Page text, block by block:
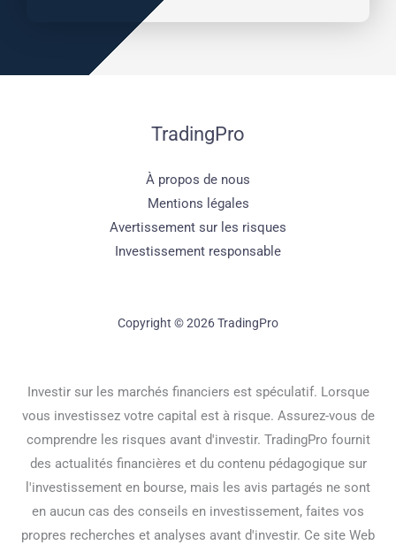
TradingPro
À propos de nous
Mentions légales
Avertissement sur les risques
Investissement responsable
Copyright © 2026 TradingPro
Investir sur les marchés financiers est spéculatif. Lorsque
vous investissez votre capital est à risque. Assurez-vous de
comprendre les risques avant d'investir. TradingPro fournit
des actualités financières et du contenu pédagogique sur
l'investissement en bourse, mais les avis partagés ne sont
en aucun cas des conseils en investissement, faites vos
propres recherches et analyses avant d'investir. Ce site Web